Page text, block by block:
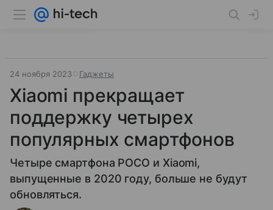
24 ноября 2023 Гаджеты
Xiaomi прекращает
поддержку четырех
популярных смартфонов
Четыре смартфона POCO и Xiaomi,
выпущенные в 2020 году, больше не будут
обновляться.